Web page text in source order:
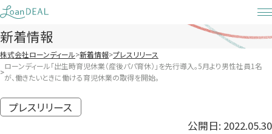
Skip
to
content
新着情報
株式会社ローンディール 新着情報 プレスリリース
ローンディール「出生時育児休業（産後パパ育休）」を先行導入。5月より男性社員1名
が、働きたいときに働ける育児休業の取得を開始。
プレスリリース
公開日: 2022.05.30